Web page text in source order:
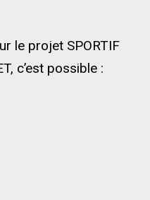
le projet SPORTIF
c’est possible :